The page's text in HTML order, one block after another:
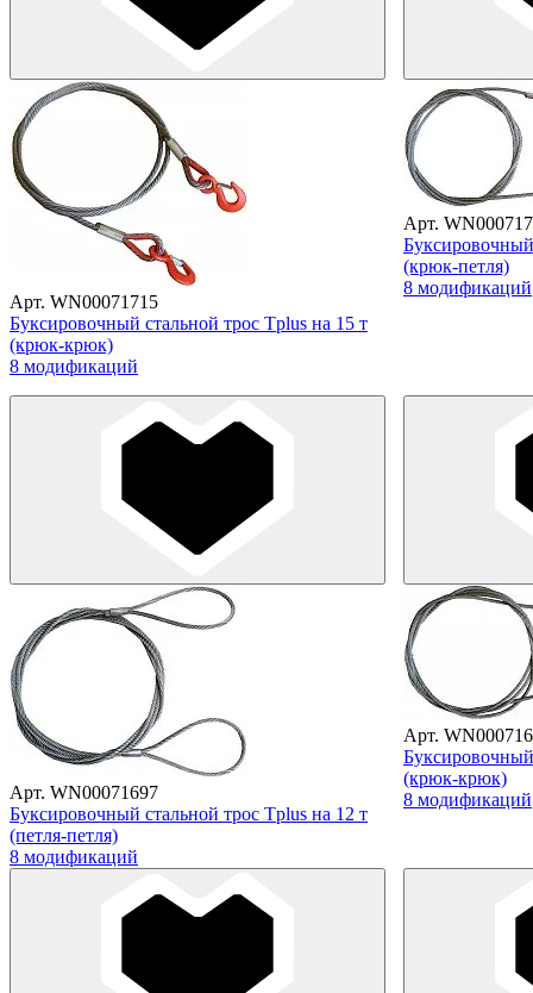
Арт. WN00071715
Буксировочный стальной трос Tplus на 15 т
(крюк-крюк)
8 модификаций
Арт.
(крюк-петля)
8 модификаций
Арт. WN00071697
Буксировочный стальной трос Tplus на 12 т
(петля-петля)
8 модификаций
Арт.
(крюк-крюк)
8 модификаций